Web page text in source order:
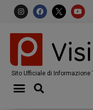
Sito Ufficiale di